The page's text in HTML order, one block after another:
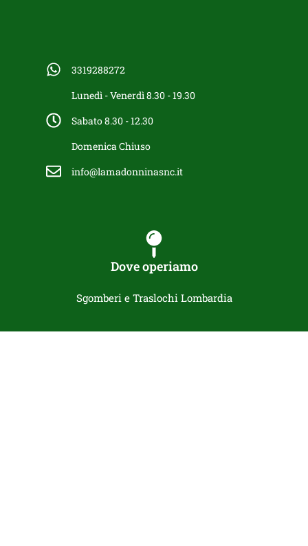
3319288272
Lunedì - Venerdì 8.30 - 19.30
Sabato 8.30 - 12.30
Domenica Chiuso
info@lamadonninasnc.it
Dove operiamo
Sgomberi e Traslochi Lombardia